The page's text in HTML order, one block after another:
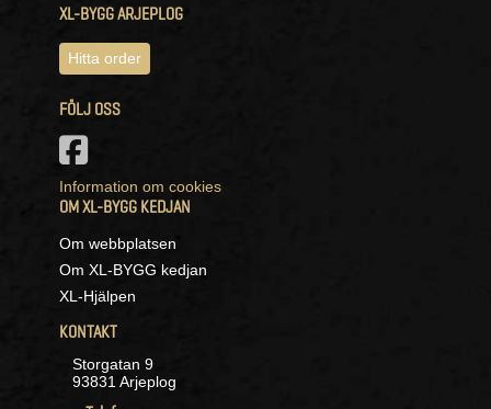
XL-BYGG ARJEPLOG
Hitta order
FÖLJ OSS
Information om cookies
OM XL-BYGG KEDJAN
Om webbplatsen
Om XL-BYGG kedjan
XL-Hjälpen
KONTAKT
Storgatan 9
93831 Arjeplog